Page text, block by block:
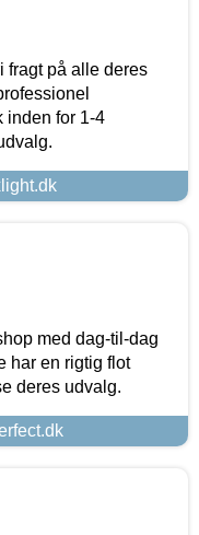
fragt på alle deres
inden for 1-4
med dag-til-dag
har en rigtig flot
deres udvalg.